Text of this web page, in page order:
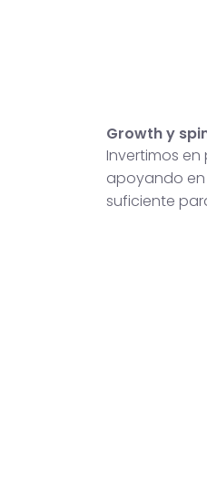
Growth y
Invertimos
apoyando
suficiente